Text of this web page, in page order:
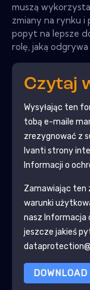
muszą
zmiany na rynku i
popyt na lepsze
rolę, jaką odgrywa
Czytaj
Wysyłając ten
tobą e-maile
zrezygnować z
Ivanti strony
Informacji o
Zamawiając ten
warunki
nasz Informacja
jeszcze jakieś
DOWNLOAD